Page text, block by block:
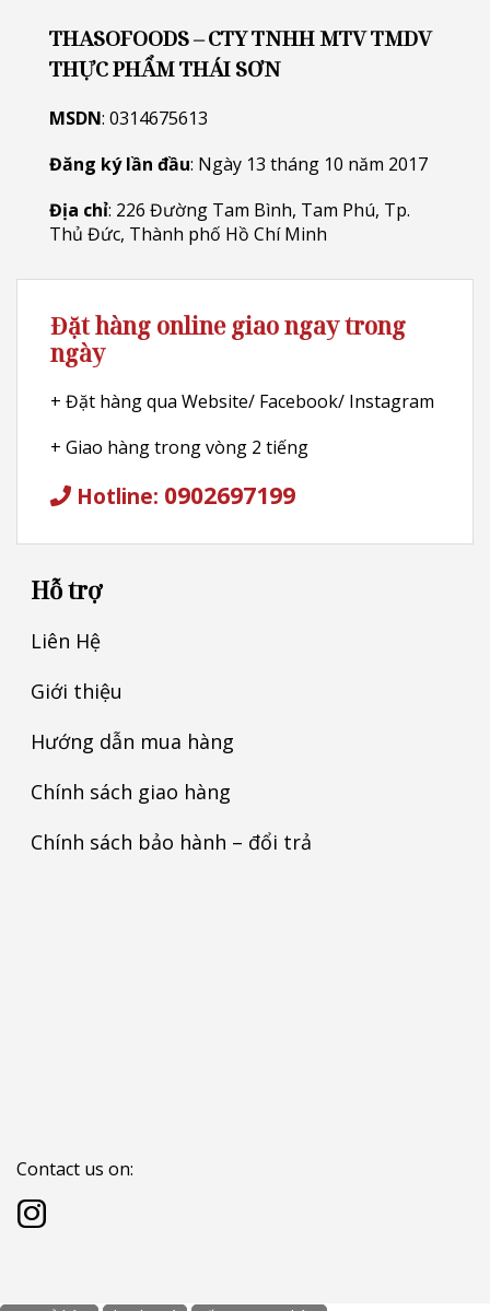
THASOFOODS – CTY TNHH MTV TMDV
THỰC PHẨM THÁI SƠN
MSDN: 0314675613
Đăng ký lần đầu: Ngày 13 tháng 10 năm 2017
Địa chỉ: 226 Đường Tam Bình, Tam Phú, Tp.
Thủ Đức, Thành phố Hồ Chí Minh
Đặt hàng online giao ngay trong
ngày
+ Đặt hàng qua Website/ Facebook/ Instagram
+ Giao hàng trong vòng 2 tiếng
Hotline: 0902697199
Hỗ trợ
Liên Hệ
Giới thiệu
Hướng dẫn mua hàng
Chính sách giao hàng
Chính sách bảo hành – đổi trả
Contact us on: